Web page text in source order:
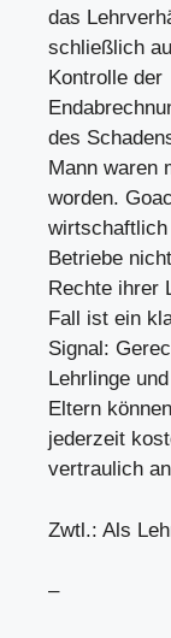
das
schließlich
Kontrolle der
des
Mann waren
worden.
wirtschaftlich
Betriebe
Rechte ihrer
Fall ist ein
Signal:
Lehrlinge
Eltern
jederzeit
vertraulich
Zwtl.: Als
–